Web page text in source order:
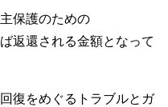
保護のための
返還される金額となって
復をめぐるトラブルとガ